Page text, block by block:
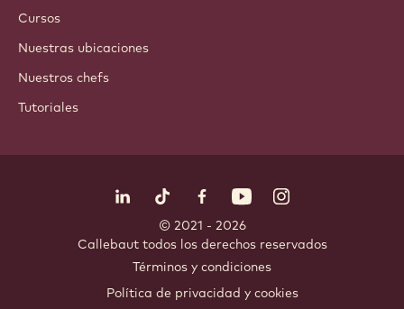
Cursos
Nuestras ubicaciones
Nuestros chefs
Tutoriales
LinkedIn Opens in a new window.
TikTok Opens in a new window.
Facebook Opens in a new
YouTubeInstagram
© 2021 - 2026
Callebaut. todos los derechos reservados
Términos y condiciones
Política de privacidad y cookies